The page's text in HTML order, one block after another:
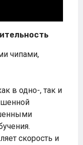
чипами,
в одно-, так и
скорость и